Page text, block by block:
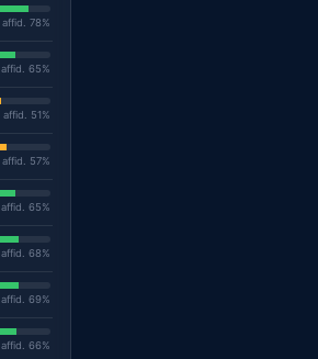
affid. 78%
affid. 65%
affid. 51%
affid. 57%
affid. 65%
affid. 68%
affid. 69%
affid. 66%